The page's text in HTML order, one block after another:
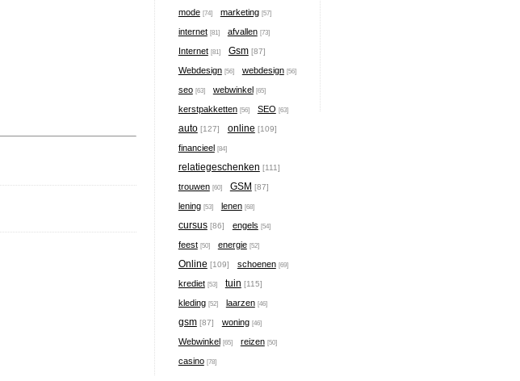
mode [74] marketing [57]
internet [81] afvallen [73]
Internet [81] Gsm [87]
Webdesign [56] webdesign [56]
seo [63] webwinkel [65]
kerstpakketten [56] SEO [63]
auto [127] online [109]
financieel [84]
relatiegeschenken [111]
trouwen [60] GSM [87]
lening [53] lenen [68]
cursus [86] engels [54]
feest [50] energie [52]
Online [109] schoenen [69]
krediet [53] tuin [115]
kleding [52] laarzen [46]
gsm [87] woning [46]
Webwinkel [65] reizen [50]
casino [78]